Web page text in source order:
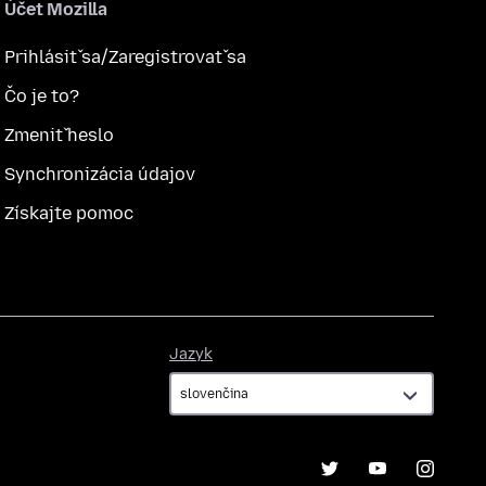
Účet Mozilla
Prihlásiť sa/Zaregistrovať sa
Čo je to?
Zmeniť heslo
Synchronizácia údajov
Získajte pomoc
Jazyk